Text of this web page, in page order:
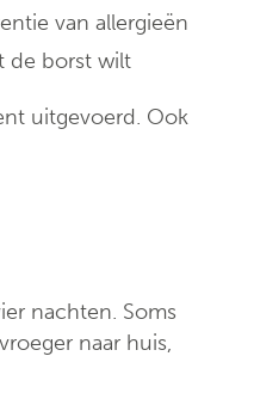
van allergieën
de borst wilt
uitgevoerd. Ook
nachten. Soms
naar huis,